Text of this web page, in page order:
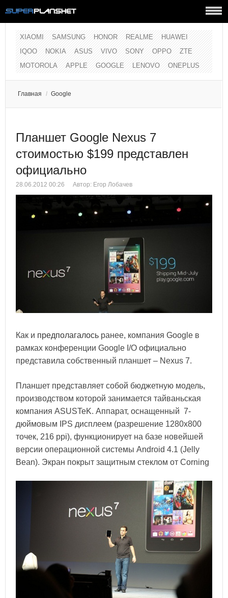
XIAOMI SAMSUNG HONOR REALME
HUAWEI
IQOO
NOKIA ASUS VIVO SONY OPPO
ZTE
MOTOROLA
APPLE GOOGLE LENOVO ONEPLUS
Главная / Google
Планшет Google Nexus 7
стоимостью $199 представлен
официально
28.06.2012 00:26 Автор: Егор Лобачев
Как и предполагалось ранее, компания Google в
рамках конференции Google I/O официально
представила собственный планшет – Nexus 7.
Планшет представляет собой бюджетную модель,
производством которой занимается тайваньская
компания ASUSTeK. Аппарат, оснащенный 7-
дюймовым IPS дисплеем (разрешение 1280x800
точек, 216 ppi), функционирует на базе новейшей
версии операционной системы Android 4.1 (Jelly
Bean). Экран покрыт защитным стеклом от Corning